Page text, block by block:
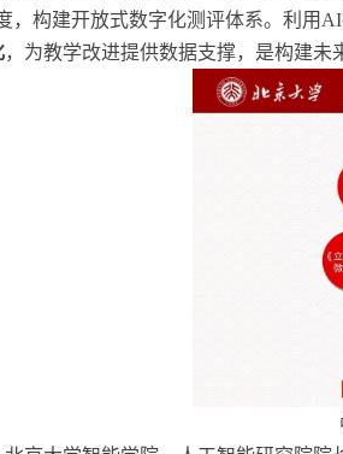
，构建开放式数字化测评体系。利用
，为教学改进提供数据支撑，是构建未